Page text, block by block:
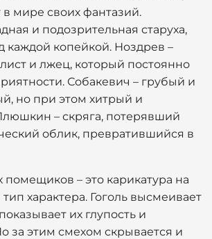
мире своих фантазий.
и подозрительная старуха,
каждой копейкой. Ноздрев –
и лжец, который постоянно
Собакевич – грубый и
но при этом хитрый и
– скряга, потерявший
облик, превратившийся в
помещиков – это карикатура на
характера. Гоголь высмеивает
их глупость и
за этим смехом скрывается и